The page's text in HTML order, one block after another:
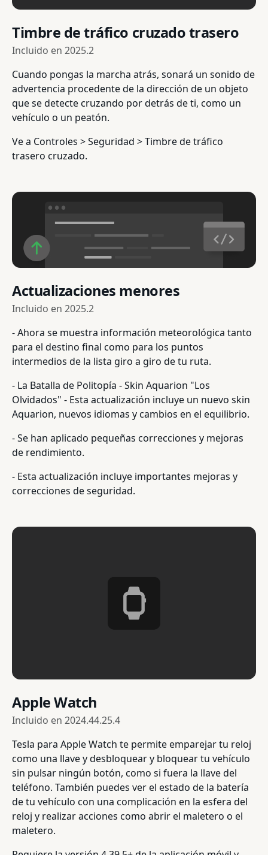
Timbre de tráfico cruzado trasero
Incluido en 2025.2
Cuando pongas la marcha atrás, sonará un sonido de
advertencia procedente de la dirección de un objeto
que se detecte cruzando por detrás de ti, como un
vehículo o un peatón.
Ve a Controles > Seguridad > Timbre de tráfico
trasero cruzado.
Actualizaciones menores
Incluido en 2025.2
- Ahora se muestra información meteorológica tanto
para el destino final como para los puntos
intermedios de la lista giro a giro de tu ruta.
- La Batalla de Politopía - Skin Aquarion "Los
Olvidados" - Esta actualización incluye un nuevo skin
Aquarion, nuevos idiomas y cambios en el equilibrio.
- Se han aplicado pequeñas correcciones y mejoras
de rendimiento.
- Esta actualización incluye importantes mejoras y
correcciones de seguridad.
Apple Watch
Incluido en 2024.44.25.4
Tesla para Apple Watch te permite emparejar tu reloj
como una llave y desbloquear y bloquear tu vehículo
sin pulsar ningún botón, como si fuera la llave del
teléfono. También puedes ver el estado de la batería
de tu vehículo con una complicación en la esfera del
reloj y realizar acciones como abrir el maletero o el
maletero.